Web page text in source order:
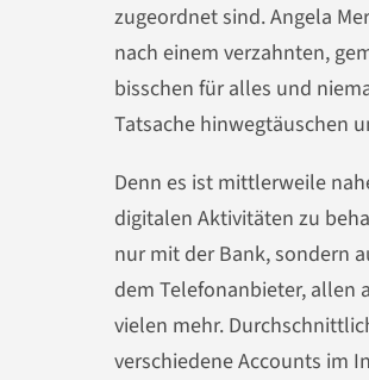
zugeordnet sind. Angela
nach einem verzahnten,
bisschen für alles und
Tatsache hinwegtäuschen
Denn es ist mittlerweile
digitalen Aktivitäten zu
nur mit der Bank, sondern
dem Telefonanbieter, allen
vielen mehr.
verschiedene Accounts im